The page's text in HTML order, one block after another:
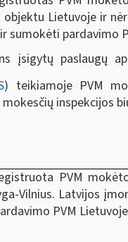
Lietuvoje ir
sumokėti pardavimo
įsigytų paslaugų
) teikiamoje PVM
inspekcijos
PVM
Vilnius. Latvijos
PVM